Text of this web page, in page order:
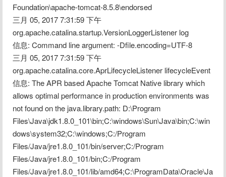
Foundation\apache-tomcat-8.5.8\endorsed
三月 05, 2017 7:31:59 下午
org.apache.catalina.startup.VersionLoggerListener log
信息: Command line argument: -Dfile.encoding=UTF-8
三月 05, 2017 7:31:59 下午
org.apache.catalina.core.AprLifecycleListener lifecycleEvent
信息: The APR based Apache Tomcat Native library which
allows optimal performance in production environments was
not found on the java.library.path: D:\Program
Files\Java\jdk1.8.0_101\bin;C:\windows\Sun\Java\bin;C:\win
dows\system32;C:\windows;C:/Program
Files/Java/jre1.8.0_101/bin/server;C:/Program
Files/Java/jre1.8.0_101/bin;C:/Program
Files/Java/jre1.8.0_101/lib/amd64;C:\ProgramData\Oracle\Ja